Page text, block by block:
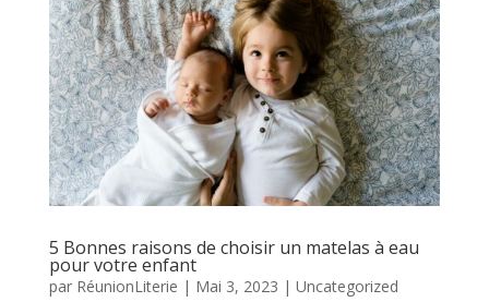
5 Bonnes raisons de choisir un matelas à eau
pour votre enfant
par RéunionLiterie | Mai 3, 2023 | Uncategorized